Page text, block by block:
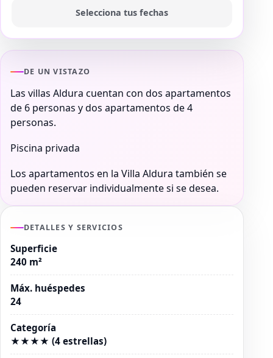
DE UN VISTAZO
Las villas Aldura cuentan con dos apartamentos
de 6 personas y dos apartamentos de 4
personas.
Piscina privada
Los apartamentos en la Villa Aldura también se
pueden reservar individualmente si se desea.
DETALLES Y SERVICIOS
Superficie
240 m²
Máx. huéspedes
24
Categoría
★★★★ (4 estrellas)
Selecciona tus fechas